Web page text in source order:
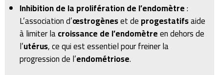
Inhibition de la prolifération de l’endomètre:
L’association d’œstrogèneset deprogestatifsaide
à limiter lacroissance de l’endomètreen dehors de
l’utérus, ce qui est essentiel pour freiner la
progression de l’endométriose.